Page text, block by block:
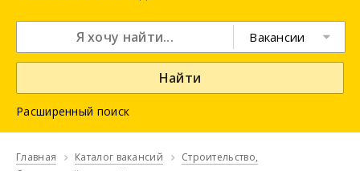
Вакансии
Найти
Расширенный поиск
Главная Каталог вакансий
Строительство,